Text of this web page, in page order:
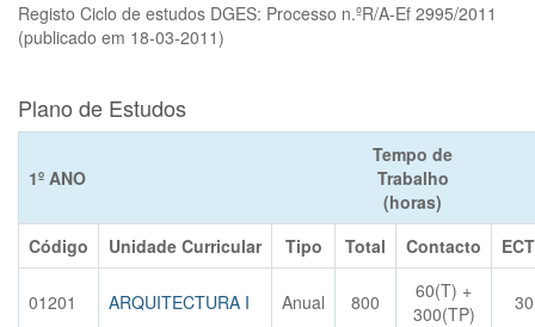
Registo Ciclo de estudos DGES: Processo n.ºR/A-Ef 2995/2011
(publicado em 18-03-2011)
Plano de Estudos
1º ANO
Tempo de
Trabalho
(horas)
Código
Unidade Curricular Tipo Total Contacto
01201 ARQUITECTURA I Anual 800
60(T) +
300(TP)
30